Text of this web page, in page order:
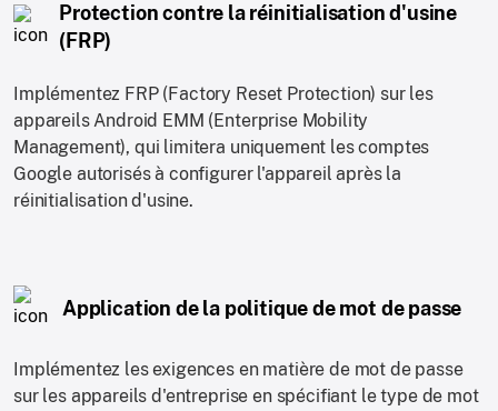
Protection contre la réinitialisation d'usine
(FRP)
Implémentez FRP (Factory Reset Protection) sur les
appareils Android EMM (Enterprise Mobility
Management), qui limitera uniquement les comptes
Google autorisés à configurer l'appareil après la
réinitialisation d'usine.
Application de la politique de mot de passe
Implémentez les exigences en matière de mot de passe
sur les appareils d'entreprise en spécifiant le type de mot